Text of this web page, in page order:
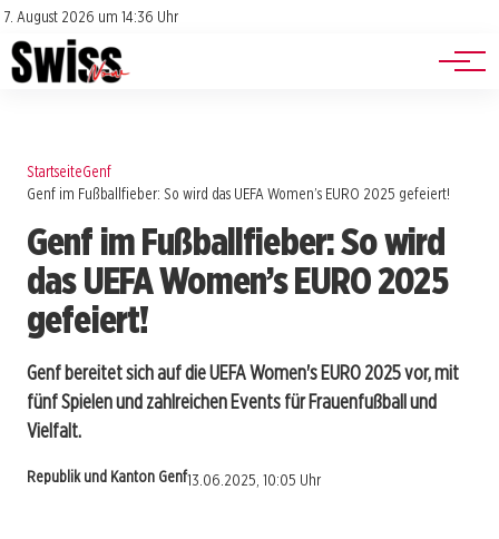
7. August 2026 um 14:36 Uhr
Impressum
Datenschutz
Jobs
Events
StartseiteGenf
Genf im Fußballfieber: So wird das UEFA Women’s EURO 2025 gefeiert!
Genf im Fußballfieber: So wird
das UEFA Women’s EURO 2025
gefeiert!
Genf bereitet sich auf die UEFA Women's EURO 2025 vor, mit
fünf Spielen und zahlreichen Events für Frauenfußball und
Vielfalt.
Republik und Kanton Genf13.06.2025, 10:05 Uhr